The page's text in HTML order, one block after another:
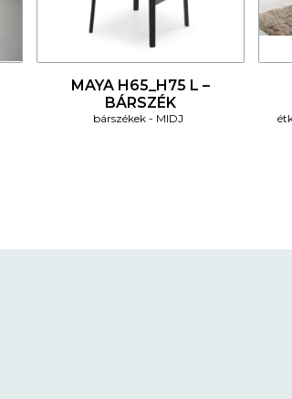
MAYA H65_H75 L –
BÁRSZÉK
bárszékek MIDJ